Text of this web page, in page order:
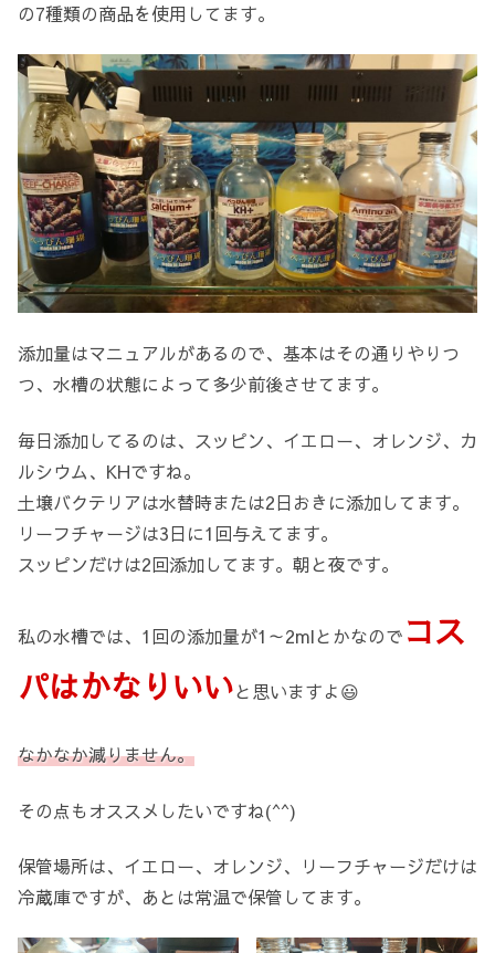
の7種類の商品を使用してます。
添加量はマニュアルがあるので、基本はその通りやりつ
つ、水槽の状態によって多少前後させてます。
毎日添加してるのは、スッピン、イエロー、オレンジ、カ
ルシウム、KHですね。
土壌バクテリアは水替時または2日おきに添加してます。
リーフチャージは3日に1回与えてます。
スッピンだけは2回添加してます。朝と夜です。
私の水槽では、1回の添加量が1～2mlとかなので コス
パはかなりいいと思いますよ😃
なかなか減りません。
その点もオススメしたいですね(^^)
保管場所は、イエロー、オレンジ、リーフチャージだけは
冷蔵庫ですが、あとは常温で保管してます。